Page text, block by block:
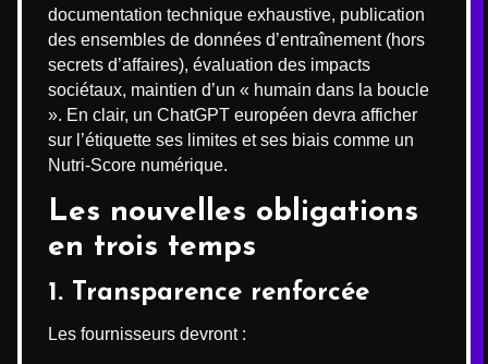
documentation technique exhaustive, publication
des ensembles de données d’entraînement (hors
secrets d’affaires), évaluation des impacts
sociétaux, maintien d’un « humain dans la boucle
». En clair, un ChatGPT européen devra afficher
sur l’étiquette ses limites et ses biais comme un
Nutri-Score numérique.
Les nouvelles obligations
en trois temps
1. Transparence renforcée
Les fournisseurs devront :